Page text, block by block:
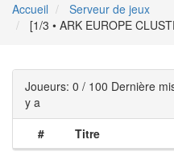
Accueil
Serveur de jeux
[1/3 • ARK EUROPE
Joueurs: 0 / 100 Dernière
y a
#
Titre